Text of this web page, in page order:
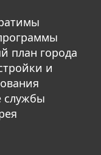
план города
и
службы